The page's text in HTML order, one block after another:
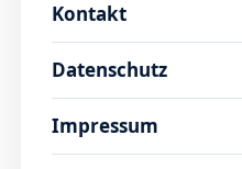
Kontakt
Datenschutz
Impressum